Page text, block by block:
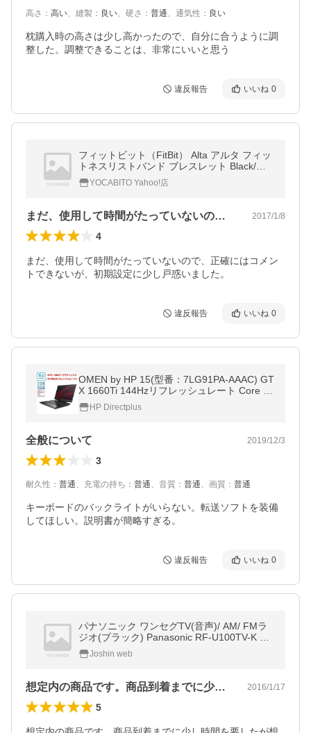
高さ ： 高い、 縫製 ： 良い、 硬さ ： 普通、 通気性 ： 良い
枕購入時の高さは少し高かったので、自分に合うように調
整した。調整できることは、非常にいいと思う
違反報告 いいね 0
フィットビット（FitBit） Alta アルタ フィッ
トネスリストバンド ブレスレット Black/ブ
ラック 黒 FB406BK-JPN スポーツ ランニン
グ ダイエット トレーニング
YOCABITO Yahoo!店
まだ、使用して時間がたっていないので、… 2017/1/8
4
まだ、使用して時間がたっていないので、正確にはコメン
トできないが、初期設定に少し戸惑いました。
違反報告 いいね 0
OMEN by HP 15(型番：7LG91PA-AAAC) GT
X 1660Ti 144Hzリフレッシュレート Core i5
9300H 16GBメモリ 256GB PCIe SSD + 1TB
HDD 15.6型 ノートPC office付き 新品
HP Directplus
全般について 2019/12/3
3
耐久性 ： 普通、 充電の持ち ： 普通、 音質 ： 普通、 画質 ： 普通
キーボードのバックライトがいらない。転送ソフトを装備
してほしい。説明書が簡略すぎる。
違反報告 いいね 0
パナソニック ワンセグTV(音声)/ AM/ FMラ
ジオ(ブラック) Panasonic RF-U100TV-K 返
品種別A
Joshin web
想定内の商品です。商品到着までに少し時… 2016/1/17
5